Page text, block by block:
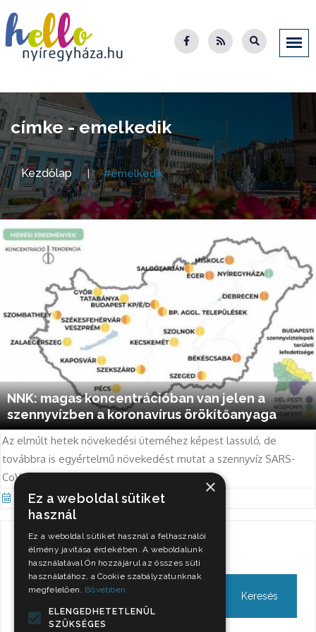
címke - emelkedik
Kezdőlap #emelkedik
NNK: magas koncentrációban van jelen a
szennyvízben a koronavírus örökítőanyaga
Az elmúlt hetek növekedési üteméhez képest lassuló, de
továbbra is egyértelmű növekedést mutat a szennyvíz SARS-
CoV-2 koncentrációja.
Nov 3, 2021
Keresés
×
Ez a weboldal sütiket
használ
Ez a weboldal sütiket használ a felhasználói
élmény javítása érdekében. A weboldalunk
használatával Ön hozzájárul az összes süti
használatához, a Cookie szabályzatunknak
megfelelően. Bővebben
ELENGEDHETETLENÜL
SZÜKSÉGES